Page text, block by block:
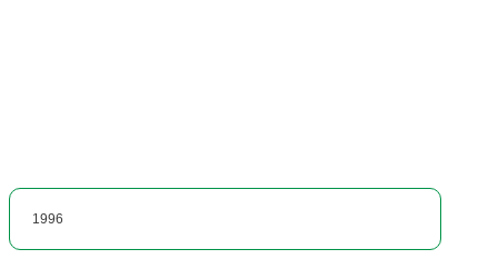
1996